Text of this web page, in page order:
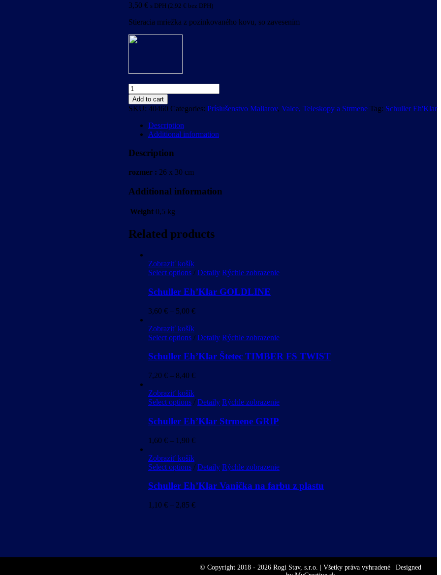
3,50 € s DPH (2,92 € bez DPH)
Stieracia mriežka z pozinkovaného kovu, so zavesením
Schuller
Eh’Klar
Stieracia
mriežka
DROP
METAL
quantity
Add to cart
SKU: 40460 Categories: Príslušenstvo Maliarov, Valce, Teleskopy a Strmene Tag: Schuller Eh'Klar
Description
Additional information
Description
rozmer : 26 x 30 cm
Additional information
Weight 0,5 kg
Related products
Zobraziť košík
Select options / Detaily Rýchle zobrazenie
Schuller Eh’Klar GOLDLINE
3,60 € – 5,00 €
Zobraziť košík
Select options / Detaily Rýchle zobrazenie
Schuller Eh’Klar Štetec TIMBER FS TWIST
7,20 € – 8,40 €
Zobraziť košík
Select options / Detaily Rýchle zobrazenie
Schuller Eh’Klar Strmene GRIP
1,60 € – 1,90 €
Zobraziť košík
Select options / Detaily Rýchle zobrazenie
Schuller Eh’Klar Vanička na farbu z plastu
1,10 € – 2,85 €
© Copyright 2018 - 2026 Rogi Stav, s.r.o. | Všetky práva vyhradené | Designed